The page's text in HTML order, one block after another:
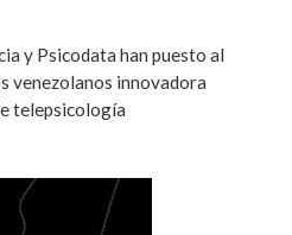
y Psicodata han puesto al
venezolanos innovadora
telepsicología